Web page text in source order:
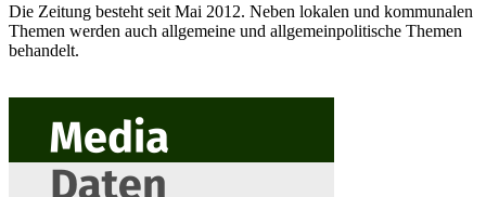
Die Zeitung besteht seit Mai 2012. Neben lokalen und kommunalen
Themen werden auch allgemeine und allgemeinpolitische Themen
behandelt.